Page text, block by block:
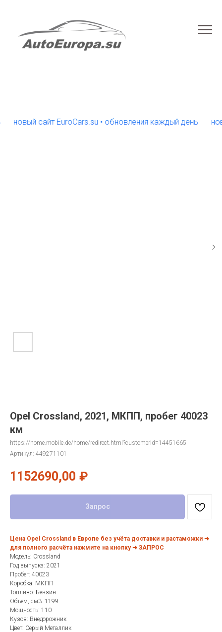
сайт EuroCars.su • обновления каждый день новый
Opel Crossland, 2021, МКПП, пробег 40023
км
https://home.mobile.de/home/redirect.html?customerId=14451665
Артикул: 449271101
1152690,00 ₽
Запрос
Цена Opel Crossland в Европе без учёта доставки и растаможки ➜
для полного расчёта нажмите на кнопку ➜ ЗАПРОС
Модель: Crossland
Год выпуска: 2021
Пробег: 40023
Коробка: МКПП
Топливо: Бензин
Объем, см3: 1199
Мощность: 110
Кузов: Внедорожник
Цвет: Серый Металлик